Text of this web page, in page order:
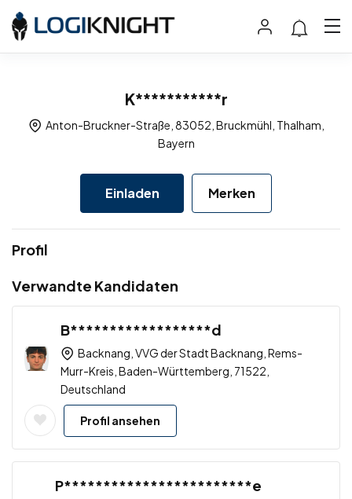
K***********r
Anton-Bruckner-Straße, 83052, Bruckmühl, Thalham,
Bayern
Einladen Merken
Profil
Verwandte Kandidaten
B******************d
Backnang, VVG der Stadt Backnang, Rems-
Murr-Kreis, Baden-Württemberg, 71522,
Deutschland
Profil ansehen
P************************e